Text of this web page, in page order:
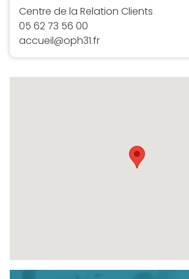
Centre de la Relation Clients
05 62 73 56 00
accueil@oph31.fr